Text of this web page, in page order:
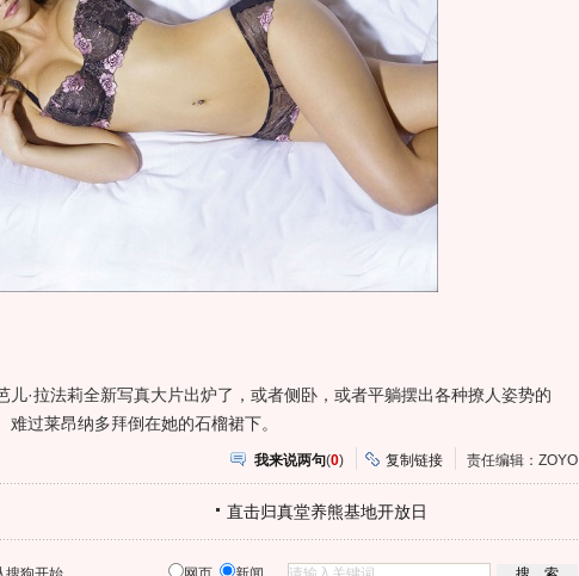
·拉法莉全新写真大片出炉了，或者侧卧，或者平躺摆出各种撩人姿势的
难过莱昂纳多拜倒在她的石榴裙下。
我来说两句(0) 复制链接 责任编辑：ZOYO
直击归真堂养熊基地开放日